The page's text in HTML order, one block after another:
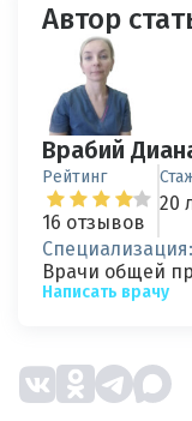
Автор
Врабий
Рейтинг
16 отзывов
20
Специализация:
Врачи общей
Написать врачу